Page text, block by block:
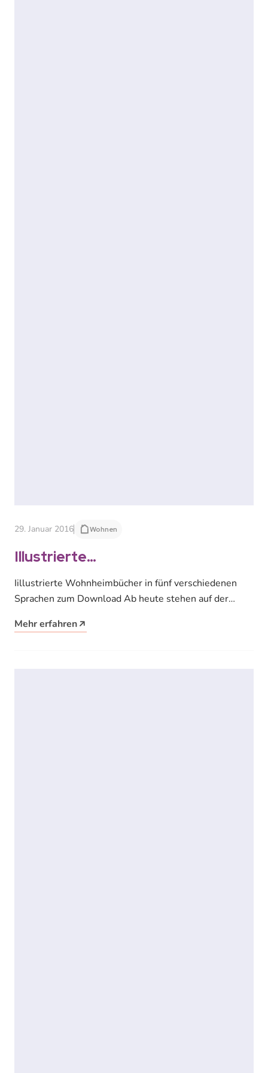
29. Januar 2016 Wohnen
Illustrierte
Wohnheimwörterbücher zum
kostenlosen Download
Iillustrierte Wohnheimbücher in fünf verschiedenen
Sprachen zum Download Ab heute stehen auf der
Wohnheimbücher in…
Mehr erfahren